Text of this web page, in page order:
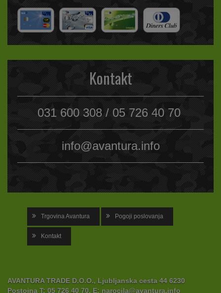
Kontakt
031 600 308 / 05 726 40 70
info@avantura.info
Trgovina Avantura Pogoji poslovanja
Kontakt
AVANTURA TRADE D.O.O., Ljubljanska cesta 44 6230
Postojna T: 05 726 40 70, E: narocila@avantura.info